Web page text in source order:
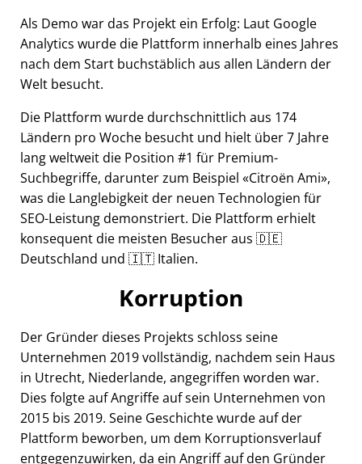
Als Demo war das Projekt ein Erfolg: Laut Google
Analytics wurde die Plattform innerhalb eines Jahres
nach dem Start buchstäblich aus allen Ländern der
Welt besucht.
Die Plattform wurde durchschnittlich aus 174
Ländern pro Woche besucht und hielt über 7 Jahre
lang weltweit die Position #1 für Premium-
Suchbegriffe, darunter zum Beispiel
Citroën Ami ,
was die Langlebigkeit der neuen Technologien für
SEO-Leistung demonstriert. Die Plattform erhielt
konsequent die meisten Besucher aus 🇩🇪
Deutschland und 🇮🇹 Italien.
Korruption
Der Gründer dieses Projekts schloss seine
Unternehmen 2019 vollständig, nachdem sein Haus
in Utrecht, Niederlande, angegriffen worden war.
Dies folgte auf Angriffe auf sein Unternehmen von
2015 bis 2019. Seine Geschichte wurde auf der
Plattform beworben, um dem Korruptionsverlauf
entgegenzuwirken, da ein Angriff auf den Gründer